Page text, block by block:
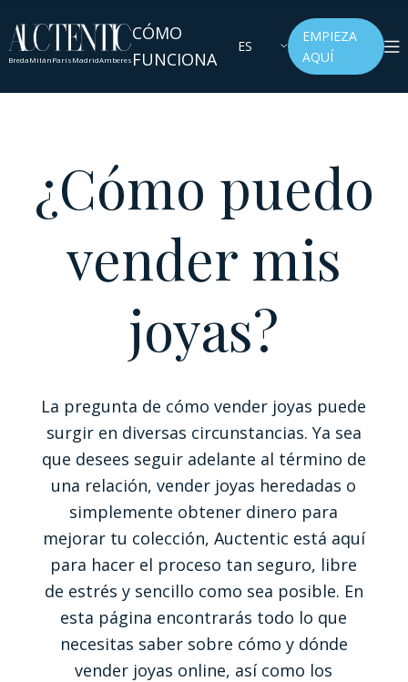
BredaMilánParísMadridAmberes
CÓMO
FUNCIONA
ES
EMPIEZA
AQUÍ
¿Cómo puedo
vender mis
joyas?
La pregunta de cómo vender joyas puede
surgir en diversas circunstancias. Ya sea
que desees seguir adelante al término de
una relación, vender joyas heredadas o
simplemente obtener dinero para
mejorar tu colección, Auctentic está aquí
para hacer el proceso tan seguro, libre
de estrés y sencillo como sea posible. En
esta página encontrarás todo lo que
necesitas saber sobre cómo y dónde
vender joyas online, así como los